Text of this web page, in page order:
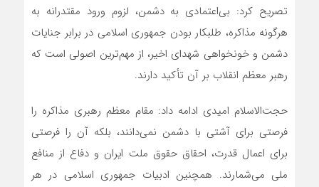
تصریح کرد: بی‌اعتمادی به دشمن، لزوم ورود مقتدرانه به
هرگونه مذاکره، طلبکار بودن جمهوری اسلامی در برابر جنایات
دشمن و خونخواهی شهدای اخیر، از مهم‌ترین اصولی است که
رهبر معظم انقلاب بر آن تأکید دارند.
حجت‌الاسلام امیدی ادامه داد: مقام معظم رهبری مذاکره را
فرصتی برای آشتی با دشمن نمی‌دانند، بلکه آن را فرصتی
برای اعمال قدرت، احقاق حقوق ملت ایران و دفاع از منافع
ملی می‌شمارند. همچنین ادبیات جمهوری اسلامی در هر